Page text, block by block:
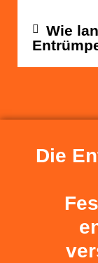
Wie
Die